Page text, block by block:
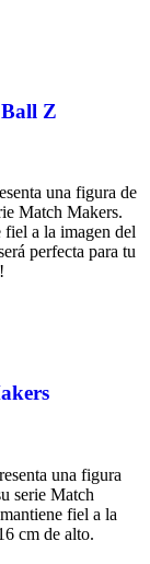
Z
una figura de
Match Makers.
fiel a la imagen del
perfecta para tu
una figura
serie Match
fiel a la
cm de alto.